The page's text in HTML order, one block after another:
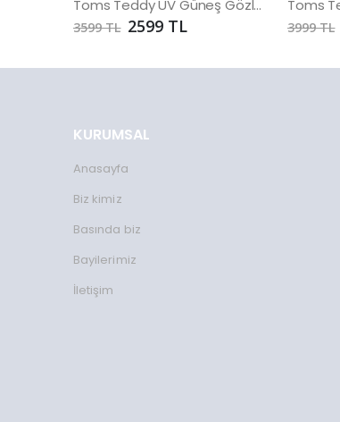
Toms Teddy UV Güneş Gözlüğü
3599 TL 2599 TL 3999 TL
KURUMSAL
Anasayfa
Biz kimiz
Basında biz
Bayilerimiz
İletişim